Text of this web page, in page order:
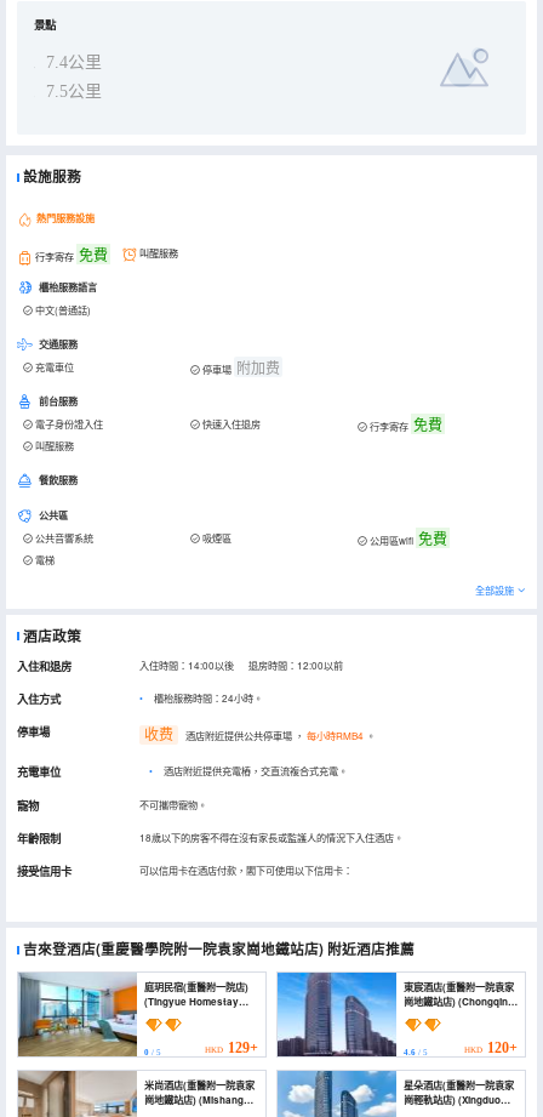
景點
7.4公里
7.5公里
設施服務
熱門服務設施
行李寄存 免費 叫醒服務
櫃枱服務語言
中文(普通話)
交通服務
充電車位 停車場 附加费
前台服務
電子身份證入住 快速入住退房 行李寄存 免費
叫醒服務
餐飲服務
公共區
公共音響系統 吸煙區 公用區wifi 免費
電梯
全部設施
酒店政策
入住和退房 入住時間：14:00以後 退房時間：12:00以前
入住方式 櫃枱服務時間：24小時。
停車場 收费 酒店附近提供公共停車場 ， 每小時RMB4 。
充電車位 • 酒店附近提供充電樁，交直流複合式充電。
寵物 不可攜帶寵物。
年齡限制 18歲以下的房客不得在沒有家長或監護人的情況下入住酒店。
接受信用卡 可以信用卡在酒店付款，閣下可使用以下信用卡：
吉來登酒店(重慶醫學院附一院袁家崗地鐵站店) 附近酒店推薦
庭玥民宿(重醫附一院店)
(Tingyue Homestay
(Chongqing Medical
University First
Affiliated Hospital))
0 / 5 HKD 129+
東宸酒店(重醫附一院袁家
崗地鐵站店) (Chongqing
DongChen Hotel)
4.6/ 5 HKD 120+
米尚酒店(重醫附一院袁家
崗地鐵站店) (Mishang
星朵酒店(重醫附一院袁家
崗輕軌站店) (Xingduo